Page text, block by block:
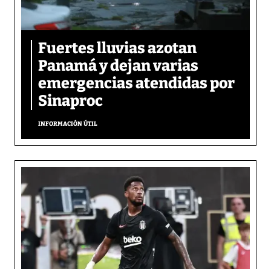
Fuertes lluvias azotan
Panamá y dejan varias
emergencias atendidas por
Sinaproc
INFORMACIÓN ÚTIL